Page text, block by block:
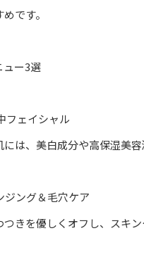
です。
ュー3選
フェイシャル
は、美白成分や高保湿美
ング＆毛穴ケア
きを優しくオフし、スキ